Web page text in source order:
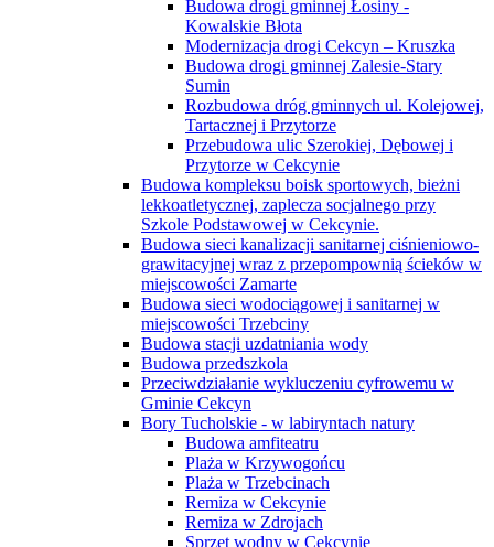
Budowa drogi gminnej Łosiny -
Kowalskie Błota
Modernizacja drogi Cekcyn – Kruszka
Budowa drogi gminnej Zalesie-Stary
Sumin
Rozbudowa dróg gminnych ul. Kolejowej,
Tartacznej i Przytorze
Przebudowa ulic Szerokiej, Dębowej i
Przytorze w Cekcynie
Budowa kompleksu boisk sportowych, bieżni
lekkoatletycznej, zaplecza socjalnego przy
Szkole Podstawowej w Cekcynie.
Budowa sieci kanalizacji sanitarnej ciśnieniowo-
grawitacyjnej wraz z przepompownią ścieków w
miejscowości Zamarte
Budowa sieci wodociągowej i sanitarnej w
miejscowości Trzebciny
Budowa stacji uzdatniania wody
Budowa przedszkola
Przeciwdziałanie wykluczeniu cyfrowemu w
Gminie Cekcyn
Bory Tucholskie - w labiryntach natury
Budowa amfiteatru
Plaża w Krzywogońcu
Plaża w Trzebcinach
Remiza w Cekcynie
Remiza w Zdrojach
Sprzęt wodny w Cekcynie